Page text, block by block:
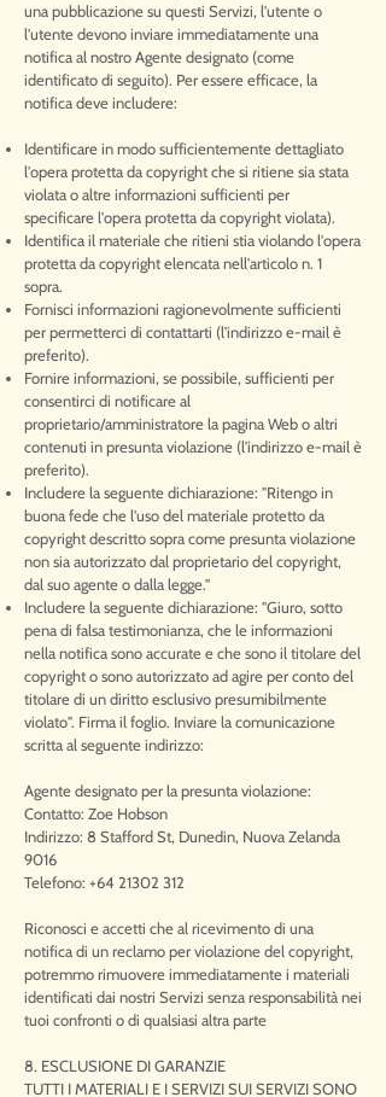
una pubblicazione su questi Servizi, l'utente o
l'utente devono inviare immediatamente una
notifica al nostro Agente designato (come
identificato di seguito). Per essere efficace, la
notifica deve includere:
Identificare in modo sufficientemente dettagliato
l'opera protetta da copyright che si ritiene sia stata
violata o altre informazioni sufficienti per
specificare l'opera protetta da copyright violata).
Identifica il materiale che ritieni stia violando l'opera
protetta da copyright elencata nell'articolo n. 1
sopra.
Fornisci informazioni ragionevolmente sufficienti
per permetterci di contattarti (l'indirizzo e-mail è
preferito).
Fornire informazioni, se possibile, sufficienti per
consentirci di notificare al
proprietario/amministratore la pagina Web o altri
contenuti in presunta violazione (l'indirizzo e-mail è
preferito).
Includere la seguente dichiarazione: "Ritengo in
buona fede che l'uso del materiale protetto da
copyright descritto sopra come presunta violazione
non sia autorizzato dal proprietario del copyright,
dal suo agente o dalla legge."
Includere la seguente dichiarazione: "Giuro, sotto
pena di falsa testimonianza, che le informazioni
nella notifica sono accurate e che sono il titolare del
copyright o sono autorizzato ad agire per conto del
titolare di un diritto esclusivo presumibilmente
violato". Firma il foglio. Inviare la comunicazione
scritta al seguente indirizzo:
Agente designato per la presunta violazione:
Contatto: Zoe Hobson
Indirizzo: 8 Stafford St, Dunedin, Nuova Zelanda
9016
Telefono: +64 21302 312
Riconosci e accetti che al ricevimento di una
notifica di un reclamo per violazione del copyright,
potremmo rimuovere immediatamente i materiali
identificati dai nostri Servizi senza responsabilità nei
tuoi confronti o di qualsiasi altra parte
8. ESCLUSIONE DI GARANZIE
TUTTI I MATERIALI E I SERVIZI SUI SERVIZI SONO